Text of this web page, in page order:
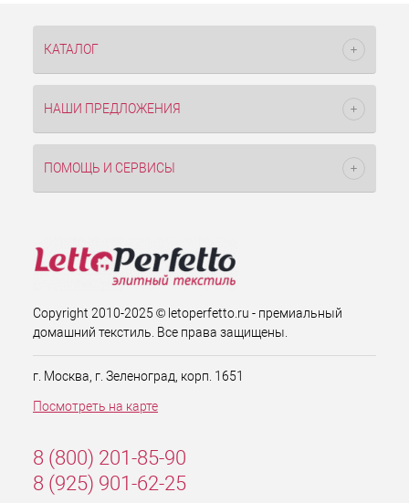
КАТАЛОГ
НАШИ ПРЕДЛОЖЕНИЯ
ПОМОЩЬ И СЕРВИСЫ
Copyright 2010-2025 © letoperfetto.ru - премиальный
домашний текстиль. Все права защищены.
г. Москва, г. Зеленоград, корп. 1651
Посмотреть на карте
8 (800) 201-85-90
8 (925) 901-62-25